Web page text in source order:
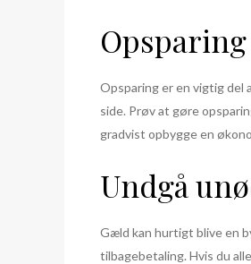
Opsparing er en vigtig del
side. Prøv at gøre
gradvist opbygge en
Undgå
Gæld kan hurtigt blive en
tilbagebetaling. Hvis du